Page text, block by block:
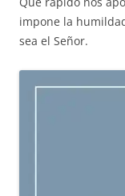
impone la
sea el Señor.